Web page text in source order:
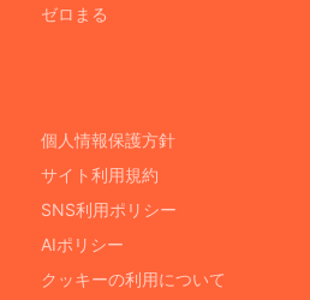
ゼロまる
個人情報保護方針
サイト利用規約
SNS利用ポリシー
AIポリシー
クッキーの利用について